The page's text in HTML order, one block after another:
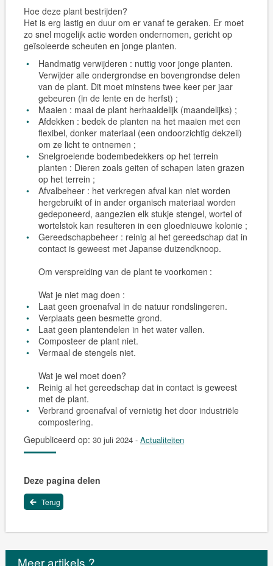
Hoe deze plant bestrijden?
Het is erg lastig en duur om er vanaf te geraken. Er moet
zo snel mogelijk actie worden ondernomen, gericht op
geïsoleerde scheuten en jonge planten.
Handmatig verwijderen : nuttig voor jonge planten.
Verwijder alle ondergrondse en bovengrondse delen
van de plant. Dit moet minstens twee keer per jaar
gebeuren (in de lente en de herfst) ;
Maaien : maai de plant herhaaldelijk (maandelijks) ;
Afdekken : bedek de planten na het maaien met een
flexibel, donker materiaal (een ondoorzichtig dekzeil)
om ze licht te ontnemen ;
Snelgroeiende bodembedekkers op het terrein
planten : Dieren zoals geiten of schapen laten grazen
op het terrein ;
Afvalbeheer : het verkregen afval kan niet worden
hergebruikt of in ander organisch materiaal worden
gedeponeerd, aangezien elk stukje stengel, wortel of
wortelstok kan resulteren in een gloednieuwe kolonie ;
Gereedschapbeheer : reinig al het gereedschap dat in
contact is geweest met Japanse duizendknoop.
Om verspreiding van de plant te voorkomen :
Wat je niet mag doen :
Laat geen groenafval in de natuur rondslingeren.
Verplaats geen besmette grond.
Laat geen plantendelen in het water vallen.
Composteer de plant niet.
Vermaal de stengels niet.
Wat je wel moet doen?
Reinig al het gereedschap dat in contact is geweest
met de plant.
Verbrand groenafval of vernietig het door industriële
compostering.
Gepubliceerd op: 30 juli 2024 - Actualiteiten
Deze pagina delen
Terug
Meer artikels ?